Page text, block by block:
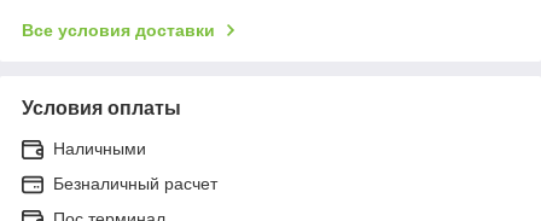
Все условия доставки
Условия оплаты
Наличными
Безналичный расчет